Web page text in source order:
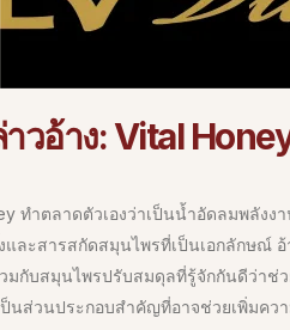
วอ้าง: Vital
ทำตลาดตัวเองว่าเป็นน้ำอัดลมพลัง
และสารสกัดสมุนไพรที่เป็นเอกลักษณ์
มกับสมุนไพรปรับสมดุลที่รู้จักกันดีว่า
ป็นส่วนประกอบสำคัญที่อาจช่วยเพิ่มคว